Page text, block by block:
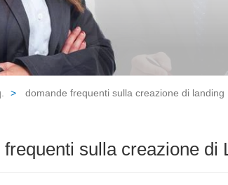
domande frequenti sulla creazione di landing
frequenti sulla creazione di